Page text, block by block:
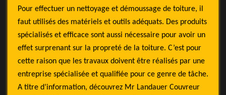
Pour effectuer un nettoyage et démoussage de toiture, il
faut utilisés des matériels et outils adéquats. Des produits
spécialisés et efficace sont aussi nécessaire pour avoir un
effet surprenant sur la propreté de la toiture. C’est pour
cette raison que les travaux doivent être réalisés par une
entreprise spécialisée et qualifiée pour ce genre de tâche.
A titre d’information, découvrez Mr Landauer Couvreur